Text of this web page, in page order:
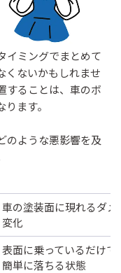
イミングでまとめて
くないかもしれませ
することは、車のボ
ます。
のような悪影響を及
車の塗装面に現れるダメ
変化
表面に乗っているだけで
簡単に落ちる状態